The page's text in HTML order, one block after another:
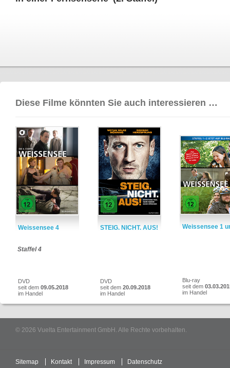
Diese Filme könnten Sie auch interessieren …
Weissensee 4
Staffel 4
DVD
seit dem 09.05.2018
im Handel
STEIG. NICHT. AUS!
DVD
seit dem 20.09.2018
im Handel
Weissensee 1
Blu-ray
seit dem
im Handel
© 2026 Vuelta Entertainment GmbH. Alle Rechte vorbehalten.
Sitemap Kontakt Impressum Datenschutz